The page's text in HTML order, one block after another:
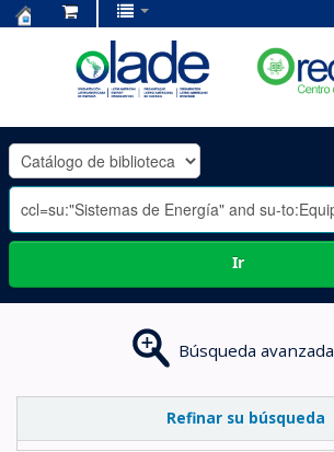
OLADE
-
Ir
Búsqueda avanzada
Refinar su búsqueda